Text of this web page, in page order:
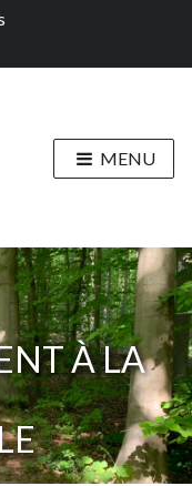
MENU
À LA